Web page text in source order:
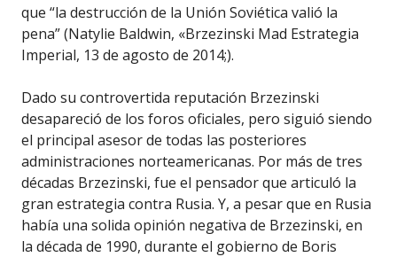
que “la destrucción de la Unión Soviética valió la
pena” (Natylie Baldwin, «Brzezinski Mad Estrategia
Imperial, 13 de agosto de 2014;).
Dado su controvertida reputación Brzezinski
desapareció de los foros oficiales, pero siguió siendo
el principal asesor de todas las posteriores
administraciones norteamericanas. Por más de tres
décadas Brzezinski, fue el pensador que articuló la
gran estrategia contra Rusia. Y, a pesar que en Rusia
había una solida opinión negativa de Brzezinski, en
la década de 1990, durante el gobierno de Boris